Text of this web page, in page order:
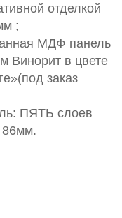
отделкой
;
МДФ панель
Винорит в цвете
заказ
ПЯТЬ слоев
86мм.